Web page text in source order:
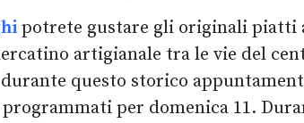
potrete gustare gli originali piatti
artigianale tra le vie del
questo storico
per domenica 11.